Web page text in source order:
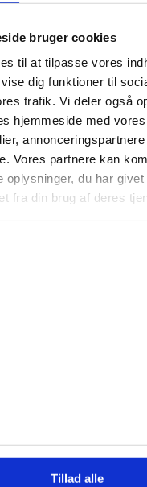
bruger cookies
til at tilpasse vores
dig funktioner til
trafik. Vi deler også
hjemmeside med
annonceringspartnere
Vores partnere kan
oplysninger, du har
fra din brug af deres
Tillad alle
Korphus !